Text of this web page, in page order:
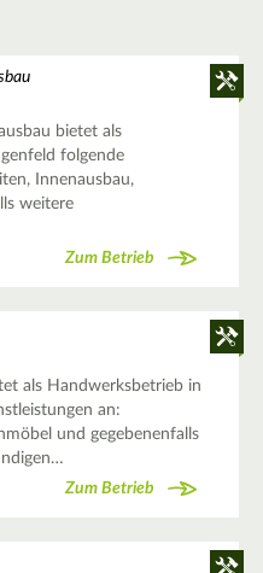
bietet als
folgende
Innenausbau,
weitere
Zum Betrieb
als Handwerksbetrieb in
an:
und gegebenenfalls
Zum Betrieb